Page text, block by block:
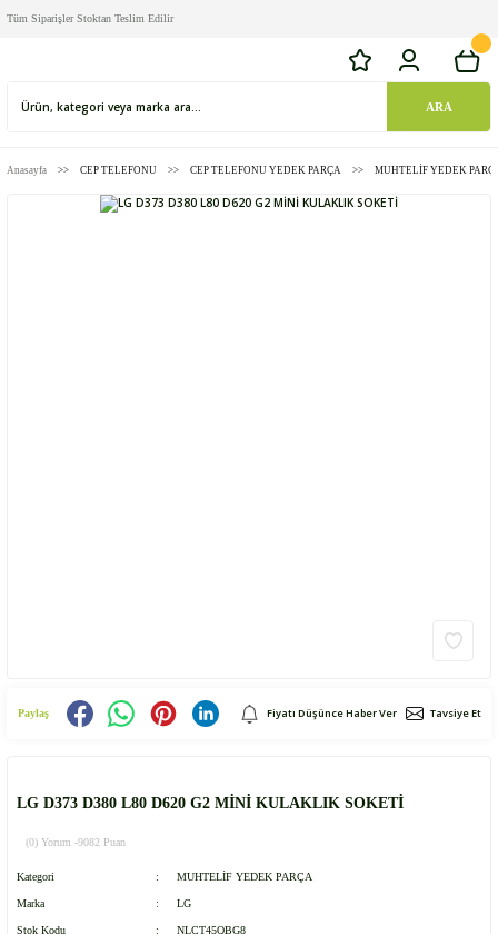
Tüm Siparişler Stoktan Teslim Edilir
ARA
Anasayfa CEP TELEFONU CEP TELEFONU YEDEK PARÇA MUHTELİF YEDEK
Paylaş Fiyatı Düşünce Haber Ver Tavsiye Et
LG D373 D380 L80 D620 G2 MİNİ KULAKLIK SOKETİ
(0) Yorum -9082 Puan
Kategori MUHTELİF YEDEK PARÇA
Marka LG
Stok Kodu NLCT45QBG8